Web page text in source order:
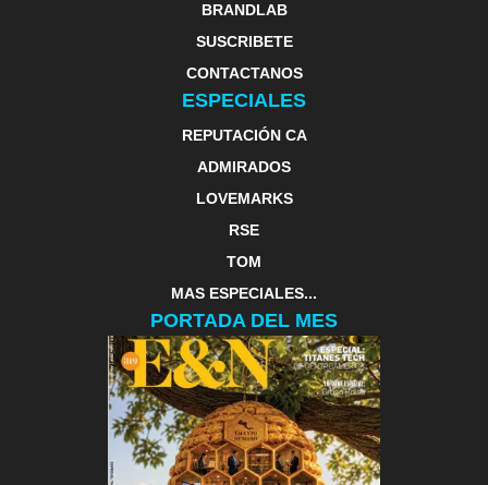
BRANDLAB
SUSCRIBETE
CONTACTANOS
ESPECIALES
REPUTACIÓN CA
ADMIRADOS
LOVEMARKS
RSE
TOM
MAS ESPECIALES...
PORTADA DEL MES